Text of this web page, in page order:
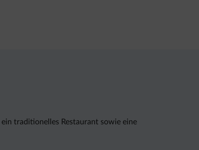
traditionelles Restaurant sowie eine